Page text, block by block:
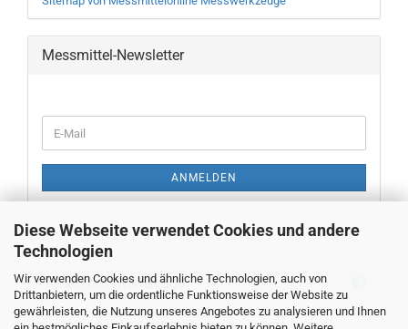
Diese Webseite verwendet Cookies und andere
Technologien
Wir verwenden Cookies und ähnliche Technologien, auch von
Drittanbietern, um die ordentliche Funktionsweise der Website zu
gewährleisten, die Nutzung unseres Angebotes zu analysieren und Ihnen
Messmittel-Newsletter
ZUR
E-
Mail
ANMELDEN
Neue Messwerkzeuge